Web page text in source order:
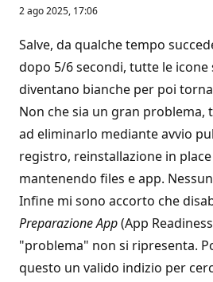
n
i
d
i
r
e
u
a
i
n
2 ago 2025, 17:06
Salve, da qualche tempo
dopo 5/6 secondi, tutte le icone
diventano bianche per poi
Non che sia un gran problema,
ad eliminarlo mediante avvio
registro, reinstallazione in
mantenendo files e app.
Infine mi sono accorto che
Preparazione App(App
"problema" non si ripresenta.
questo un valido indizio per